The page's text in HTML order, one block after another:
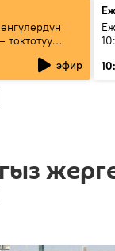
токтотуу
эфир